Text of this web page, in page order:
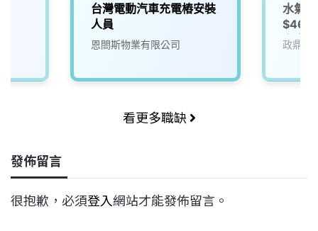
台灣電動汽車充電樁安裝
人員
恩閤斯物業有限公司
水氣
市求
政鼎科
看更多職缺
發佈留言
很抱歉，必須登入網站才能發佈留言。